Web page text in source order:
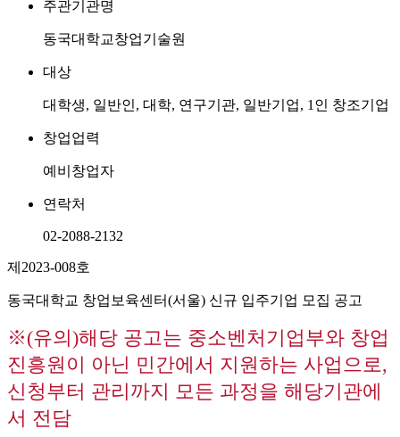
주관기관명
동국대학교창업기술원
대상
대학생, 일반인, 대학, 연구기관, 일반기업, 1인 창조기업
창업업력
예비창업자
연락처
02-2088-2132
제2023-008호
동국대학교 창업보육센터(서울) 신규 입주기업 모집 공고
※(유의)해당 공고는 중소벤처기업부와 창업
진흥원이 아닌 민간에서 지원하는 사업으로,
신청부터 관리까지 모든 과정을 해당기관에
서 전담